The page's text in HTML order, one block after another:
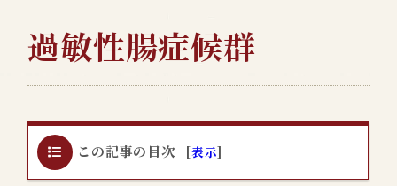
過敏性腸症候群
この記事の目次 表示